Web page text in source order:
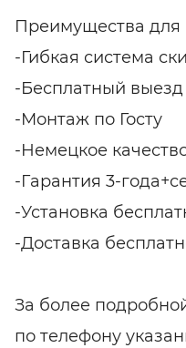
Преимущества для
-Гибкая система
-Бесплатный
-Монтаж по Госту
-Немецкое
-Гарантия 3-
-Установка
-Доставка
За более
по телефону